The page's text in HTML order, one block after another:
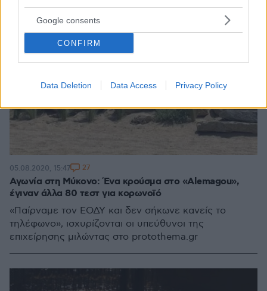
Google consents
CONFIRM
Data Deletion Data Access Privacy Policy
Αγωνία στη Μύκονο: Ένα κρούσμα στο «Alemagou»,
έγιναν άλλα 80 τεστ για κορωνοϊό
«Παίρναμε τον ΕΟΔΥ και δεν σήκωνε κανείς το
τηλέφωνο», ισχυρίζονται οι υπεύθυνοι της
επιχείρησης μιλώντας στο protothema.gr
05.08.2020, 15:47 27